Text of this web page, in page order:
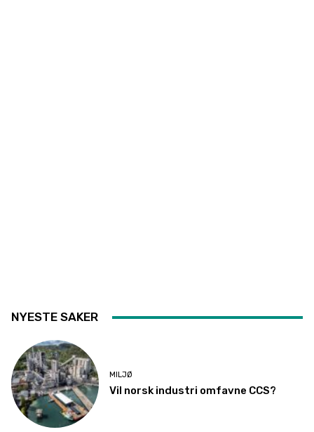
NYESTE SAKER
MILJØ
Vil norsk industri omfavne CCS?